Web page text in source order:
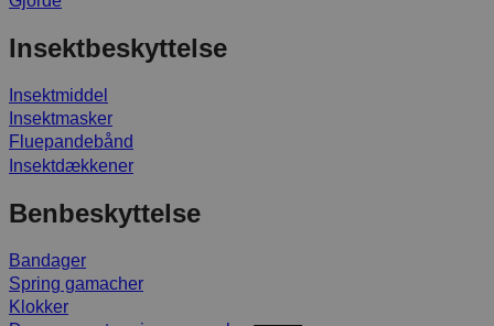
Insektbeskyttelse
Insektmiddel
Insektmasker
Fluepandebånd
Insektdækkener
Benbeskyttelse
Bandager
Spring gamacher
Klokker